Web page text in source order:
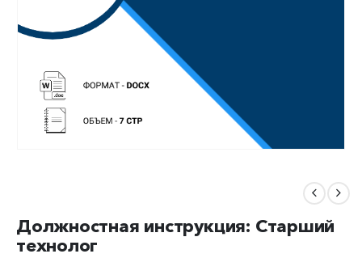
Должностная инструкция: Старший
технолог